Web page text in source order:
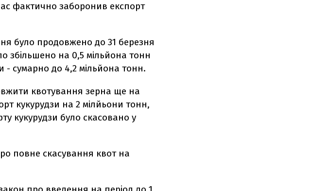
фактично заборонив експорт
було продовжено до 31 березня
збiльшено на 0,5 мільйона тонн
- сумарно до 4,2 мільйона тонн.
квотування зерна ще на
кукурудзи на 2 мілйьони тонн,
кукурудзи було скасовано у
повне скасування квот на